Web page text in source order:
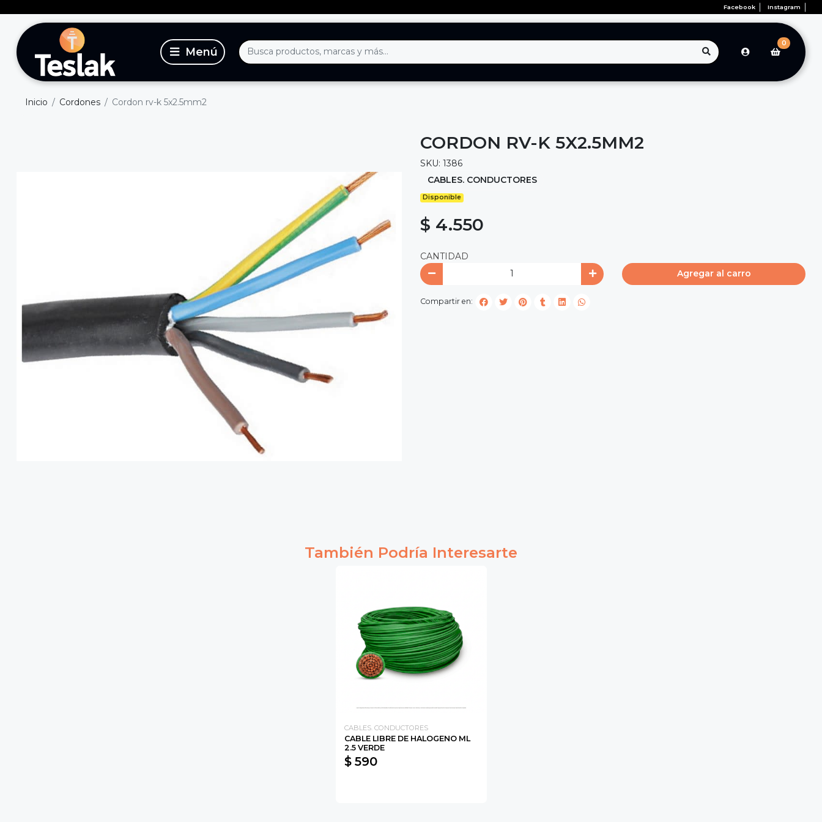
Facebook Instagram
0
Inicio Cordones Cordon rv-k 5x2.5mm2
CORDON RV-K 5X2.5MM2
SKU: 1386
CABLES. CONDUCTORES
Disponible
$ 4.550
CANTIDAD
Agregar al carro
Compartir en:
También Podría Interesarte
CABLES. CONDUCTORES
CABLE LIBRE DE HALOGENO ML
2.5 VERDE
$ 590